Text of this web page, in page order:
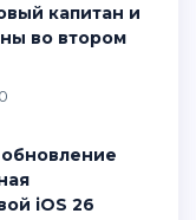
капитан и
во втором
iOS 26